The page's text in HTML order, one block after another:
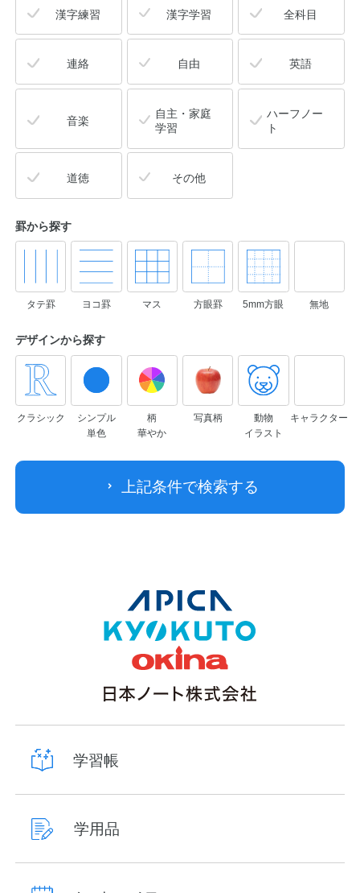
漢字練習 漢字学習 全科目
連絡 自由 英語
音楽
自主・家庭
学習
ハーフノー
ト
道徳 その他
罫から探す
タテ罫 ヨコ罫 マス 方眼罫 5mm方眼 無地
デザインから探す
クラシック
シンプル
単色
柄
華やか
写真柄
動物
イラスト
キャラクター
上記条件で検索する
学習帳
学用品